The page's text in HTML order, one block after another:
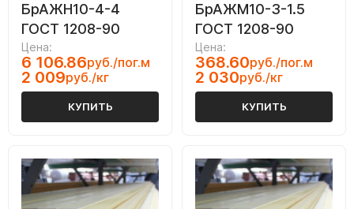
БрАЖН10-4-4
ГОСТ 1208-90
Цена:
6 106.86руб./пог.м
2 009руб./кг
КУПИТЬ
БрАЖМ10-3-1.5
ГОСТ 1208-90
Цена:
368.60руб./пог.м
2 030руб./кг
КУПИТЬ